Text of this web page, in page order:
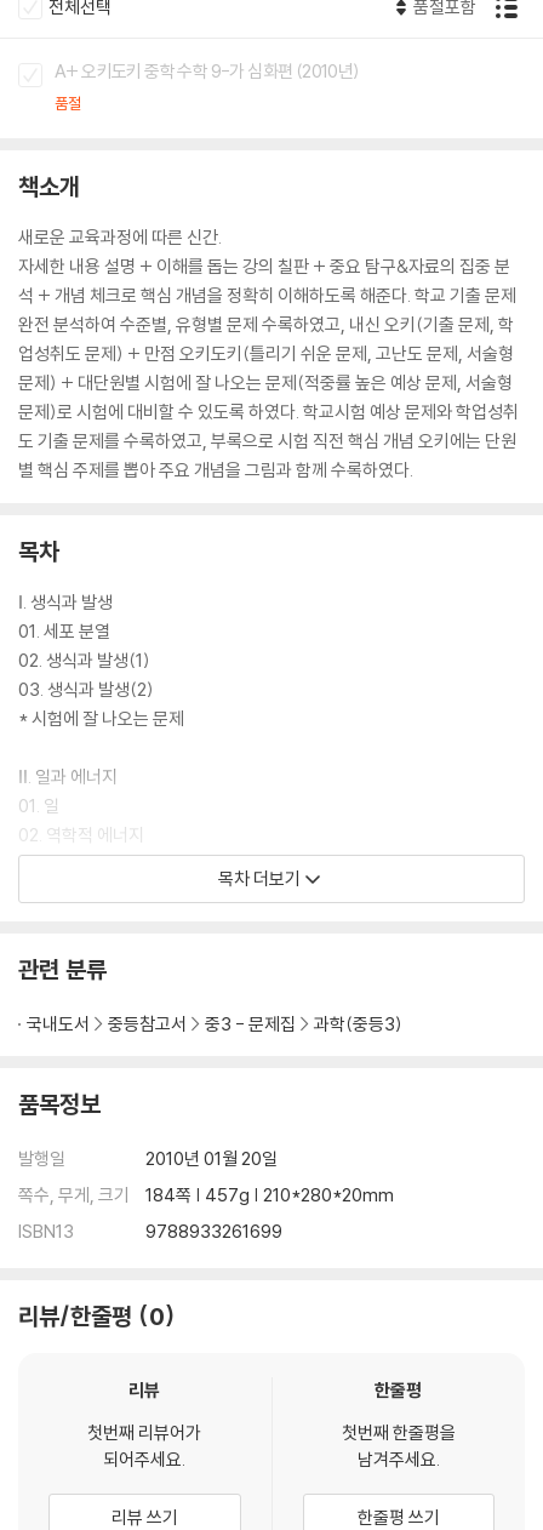
전체선택 품절포함
A+ 오키도키 중학 수학 9-가 심화편 (2010년)
품절
책소개
새로운 교육과정에 따른 신간.
자세한 내용 설명 + 이해를 돕는 강의 칠판 + 중요 탐구&자료의 집중 분
석 + 개념 체크로 핵심 개념을 정확히 이해하도록 해준다. 학교 기출 문제
완전 분석하여 수준별, 유형별 문제 수록하였고, 내신 오키(기출 문제, 학
업성취도 문제) + 만점 오키도키(틀리기 쉬운 문제, 고난도 문제, 서술형
문제) + 대단원별 시험에 잘 나오는 문제(적중률 높은 예상 문제, 서술형
문제)로 시험에 대비할 수 있도록 하였다. 학교시험 예상 문제와 학업성취
도 기출 문제를 수록하였고, 부록으로 시험 직전 핵심 개념 오키에는 단원
별 핵심 주제를 뽑아 주요 개념을 그림과 함께 수록하였다.
목차
Ⅰ. 생식과 발생
01. 세포 분열
02. 생식과 발생(1)
03. 생식과 발생(2)
* 시험에 잘 나오는 문제
Ⅱ. 일과 에너지
01. 일
02. 역학적 에너지
03. 역학적 에너지의 전환과 보존
01. 원소
03. 분자
01. 공기 중의 수증기
02. 구름과 비
03. 기압과 바람
04. 날씨의 변화
목차 더보기
관련 분류
국내도서 중등참고서 중3 - 문제집 과학(중등3)
품목정보
발행일
2010년 01월 20일
쪽수, 무게, 크기
184쪽 | 457g | 210*280*20mm
ISBN13
9788933261699
리뷰/한줄평 0
리뷰
첫번째 리뷰어가
되어주세요.
리뷰 쓰기
한줄평
첫번째 한줄평을
남겨주세요.
한줄평 쓰기